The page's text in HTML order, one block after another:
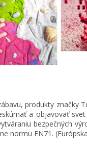
produkty značky
a objavovať
bezpečných
normu EN71.